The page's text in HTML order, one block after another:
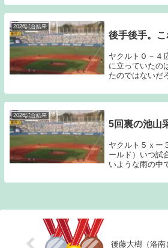
打線も繋がり、
た。こういった
2026試合結果
後手後手。こ
ヤクルト０－４
に立っていたの
たのではないだ
った。対する広
ということで両
2026試合結果
5回裏の池山
ヤクルト５ｘー
ールド）いつ試
いような雨の中
いた。その裏の
後藤大樹（洛南